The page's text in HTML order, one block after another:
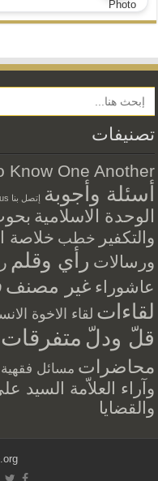
Search Button
تصنيفات
Know One Another
أسئلة وأجوبة إتصل بنا Contact us
الوحدة الاسلامية
والتكفير خطب خلاصة
ورسالات رأي وقلم
عاشوراء غير مصنف
لقاءات لقاء الاخوة
قلّ ودلّ متفرقات
محاضرات مسائل فقهية
وآراء العلاّمة السيد
والقضايا